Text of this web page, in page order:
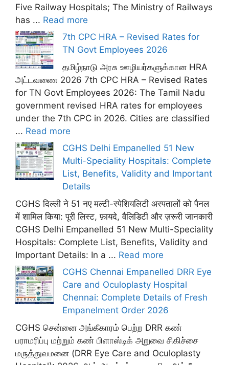
Five Railway Hospitals; The Ministry of Railways
has ... Read more
7th CPC HRA – Revised Rates for
TN Govt Employees 2026
தமிழ்நாடு அரசு ஊழியர்களுக்கான HRA
அட்டவணை 2026 7th CPC HRA – Revised Rates
for TN Govt Employees 2026: The Tamil Nadu
government revised HRA rates for employees
under the 7th CPC in 2026. Cities are classified
... Read more
CGHS Delhi Empanelled 51 New
Multi-Speciality Hospitals: Complete
List, Benefits, Validity and Important
Details
CGHS दिल्ली ने 51 नए मल्टी-स्पेशियलिटी अस्पतालों को पैनल
में शामिल किया: पूरी लिस्ट, फ़ायदे, वैलिडिटी और ज़रूरी जानकारी
CGHS Delhi Empanelled 51 New Multi-Speciality
Hospitals: Complete List, Benefits, Validity and
Important Details: In a ... Read more
CGHS Chennai Empanelled DRR Eye
Care and Oculoplasty Hospital
Chennai: Complete Details of Fresh
Empanelment Order 2026
CGHS சென்னை அங்கீகாரம் பெற்ற DRR கண்
பராமரிப்பு மற்றும் கண் பிளாஸ்டிக் அறுவை சிகிச்சை
மருத்துவமனை (DRR Eye Care and Oculoplasty